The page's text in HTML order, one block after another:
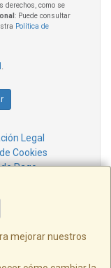
mejorar nuestros
derechos, como se
: Puede consultar
Política de
.
Legal
Cookies
Pago